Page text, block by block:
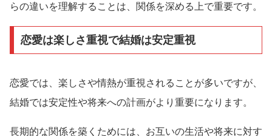
らの違いを理解することは、関係を深める上で重要です。
恋愛は楽しさ重視で結婚は安定重視
恋愛では、楽しさや情熱が重視されることが多いですが、
結婚では安定性や将来への計画がより重要になります。
長期的な関係を築くためには、お互いの生活や将来に対す